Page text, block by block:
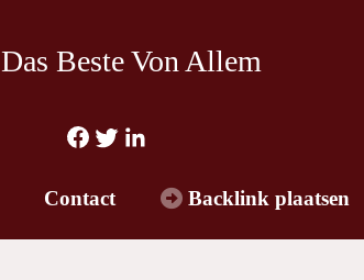
Das Beste Von Allem
Contact Backlink plaatsen